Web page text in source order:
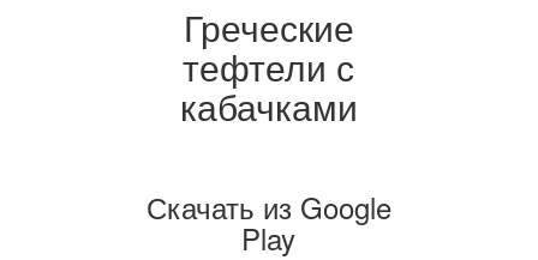
Греческие
тефтели с
кабачками
Скачать из Google
Play